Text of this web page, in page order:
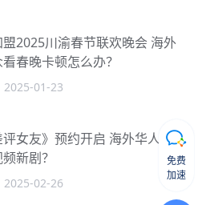
2025川渝春节联欢晚会 海外
春晚卡顿怎么办？
2025-01-23
评女友》预约开启 海外华人如何
新剧？
2025-02-26
免费
加速